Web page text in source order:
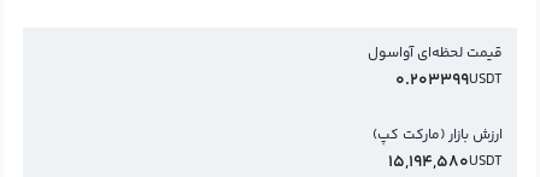
قیمت لحظه‌ای آواسول
USDT
0.203399
ارزش بازار (مارکت کپ)
USDT
15,194,580